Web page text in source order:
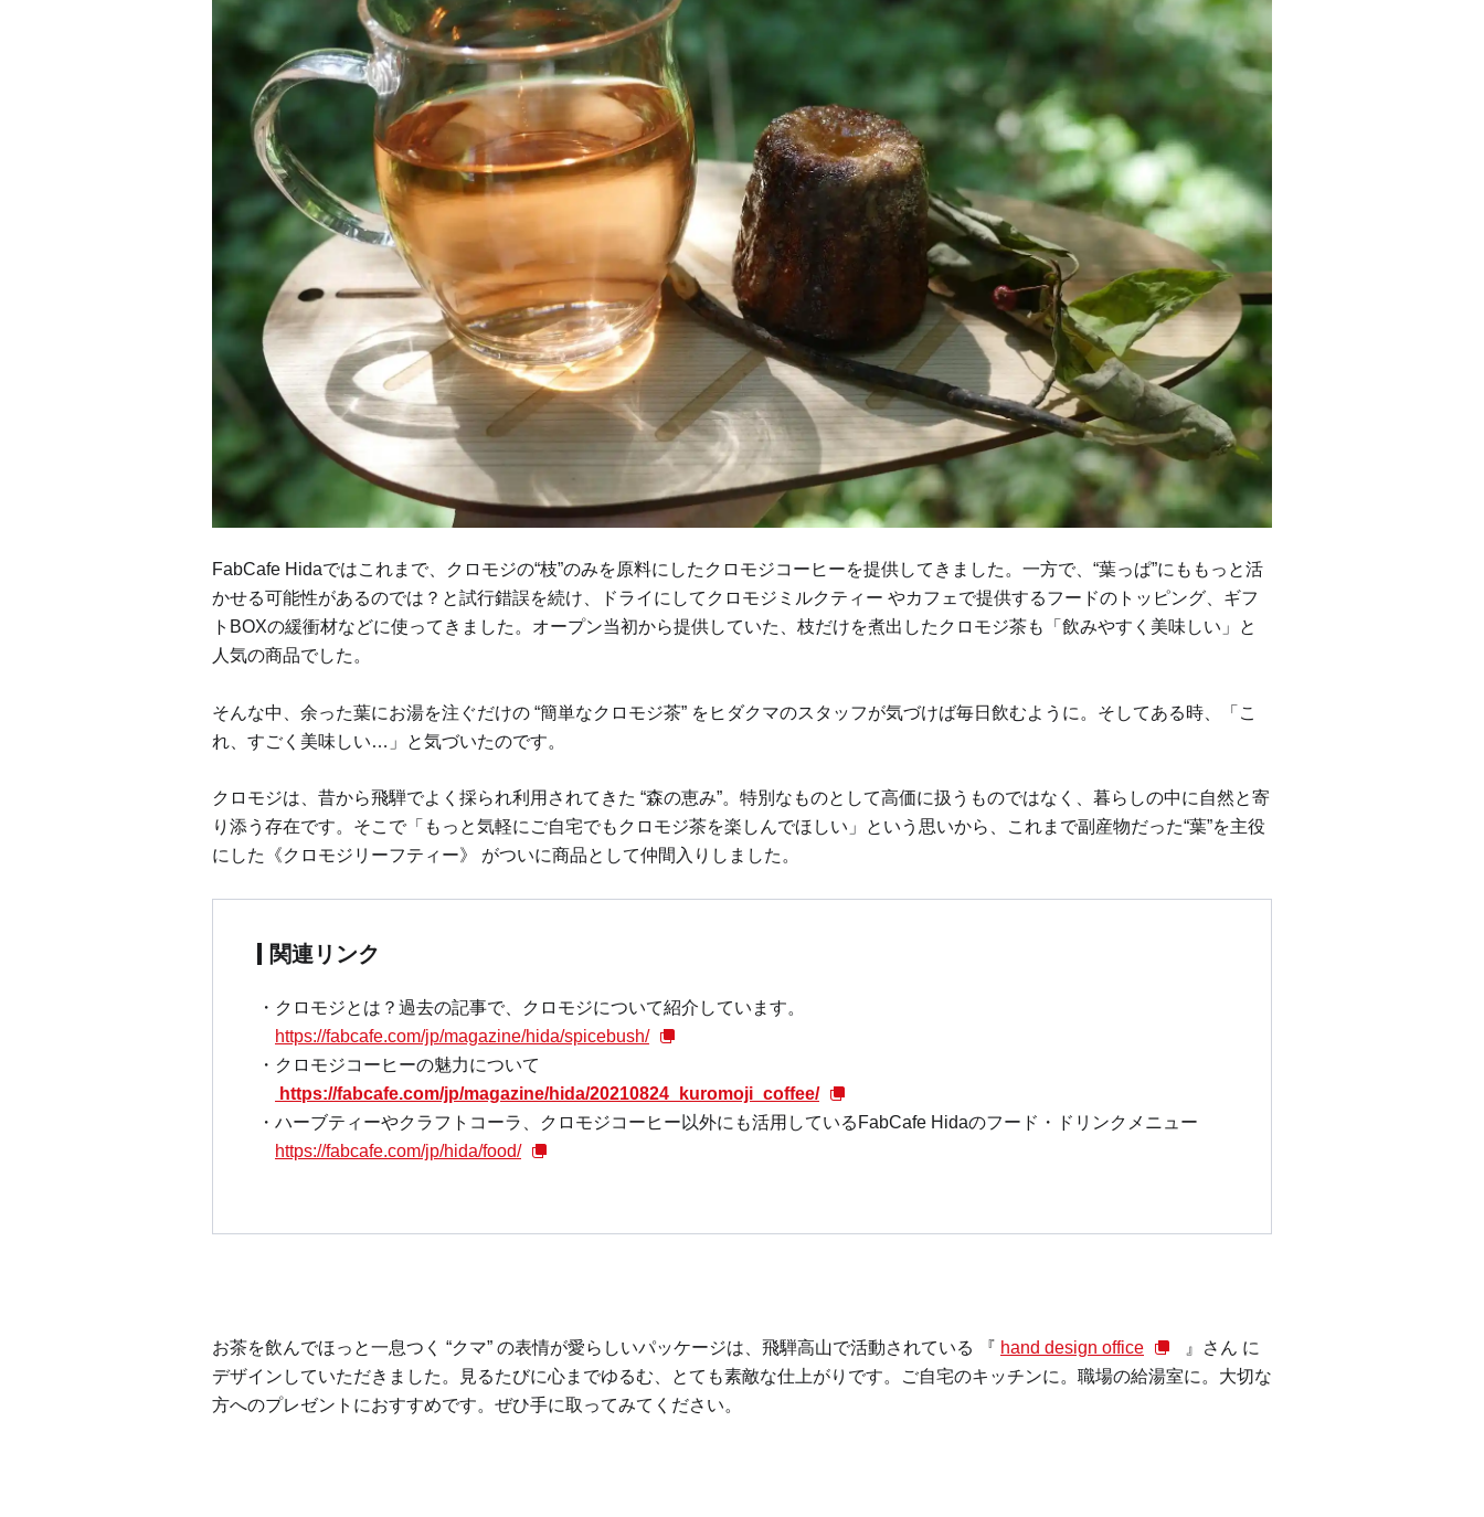
FabCafe Hidaではこれまで、クロモジの“枝”のみを原料にしたクロモジコーヒーを提供してきました。一方で、“葉っぱ”にももっと活
かせる可能性があるのでは？と試行錯誤を続け、ドライにしてクロモジミルクティー やカフェで提供するフードのトッピング、ギフ
トBOXの緩衝材などに使ってきました。オープン当初から提供していた、枝だけを煮出したクロモジ茶も「飲みやすく美味しい」と
人気の商品でした。
そんな中、余った葉にお湯を注ぐだけの “簡単なクロモジ茶” をヒダクマのスタッフが気づけば毎日飲むように。そしてある時、「こ
れ、すごく美味しい…」と気づいたのです。
クロモジは、昔から飛騨でよく採られ利用されてきた “森の恵み”。特別なものとして高価に扱うものではなく、暮らしの中に自然と寄
り添う存在です。そこで「もっと気軽にご自宅でもクロモジ茶を楽しんでほしい」という思いから、これまで副産物だった“葉”を主役
にした《クロモジリーフティー》 がついに商品として仲間入りしました。
関連リンク
クロモジとは？過去の記事で、クロモジについて紹介しています。
https://fabcafe.com/jp/magazine/hida/spicebush/
クロモジコーヒーの魅力について
https://fabcafe.com/jp/magazine/hida/20210824_kuromoji_coffee/
ハーブティーやクラフトコーラ、クロモジコーヒー以外にも活用しているFabCafe Hidaのフード・ドリンクメニュー
https://fabcafe.com/jp/hida/food/
お茶を飲んでほっと一息つく “クマ” の表情が愛らしいパッケージは、 飛騨高山で活動されている 『 hand design office
』さん に
デザインしていただきました。
見るたびに心までゆるむ、とても素敵な仕上がりです。
ご自宅のキッチンに。職場の給湯室に。大切な
方へのプレゼントにおすすめです。 ぜひ手に取ってみてください。